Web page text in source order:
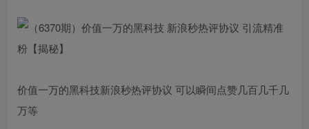
价值一万的黑科技新浪秒热评协议 可以瞬间点赞几百几千几
万等